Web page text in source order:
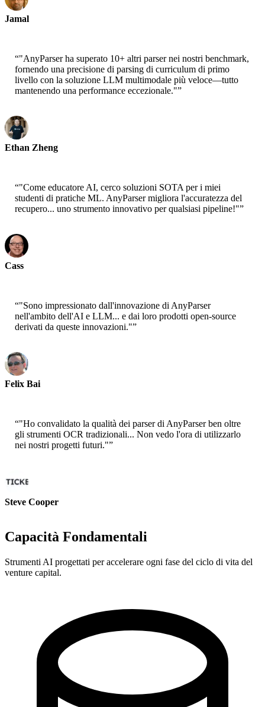
Jamal
“"AnyParser ha superato 10+ altri parser nei nostri benchmark,
fornendo una precisione di parsing di curriculum di primo
livello con la soluzione LLM multimodale più veloce—tutto
mantenendo una performance eccezionale."”
Ethan Zheng
“"Come educatore AI, cerco soluzioni SOTA per i miei
studenti di pratiche ML. AnyParser migliora l'accuratezza del
recupero... uno strumento innovativo per qualsiasi pipeline!"”
Cass
“"Sono impressionato dall'innovazione di AnyParser
nell'ambito dell'AI e LLM... e dai loro prodotti open-source
derivati da queste innovazioni."”
Felix Bai
“"Ho convalidato la qualità dei parser di AnyParser ben oltre
gli strumenti OCR tradizionali... Non vedo l'ora di utilizzarlo
nei nostri progetti futuri."”
Steve Cooper
Capacità Fondamentali
Strumenti AI progettati per accelerare ogni fase del ciclo di vita del
venture capital.